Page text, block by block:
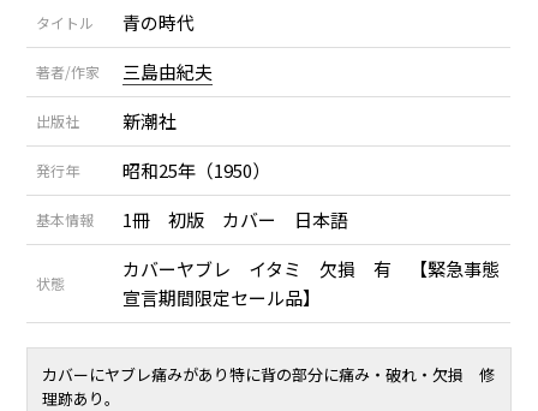
タイトル 青の時代
著者/作家 三島由紀夫
出版社 新潮社
発行年 昭和25年（1950）
基本情報 1冊 初版 カバー 日本語
状態
カバーヤブレ イタミ 欠損 有 【緊急事態
宣言期間限定セール品】
カバーにヤブレ痛みがあり特に背の部分に痛み・破れ・欠損 修
理跡あり。